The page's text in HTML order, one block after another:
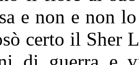
e non e non
certo il Sher